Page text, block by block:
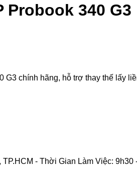
Probook 340 G3
chính hãng, hỗ trợ thay thế lấy
- Thời Gian Làm Việc: 9h30